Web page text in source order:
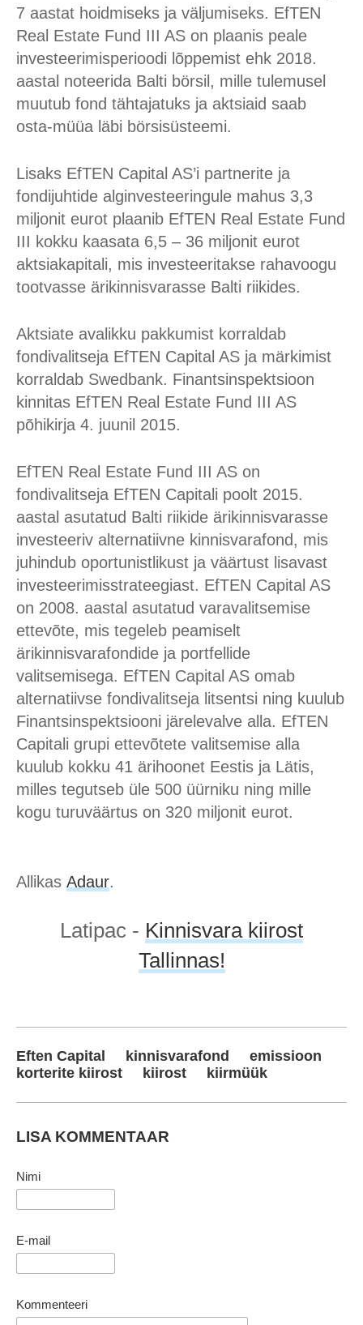
7 aastat hoidmiseks ja väljumiseks. EfTEN
Real Estate Fund III AS on plaanis peale
investeerimisperioodi lõppemist ehk 2018.
aastal noteerida Balti börsil, mille tulemusel
muutub fond tähtajatuks ja aktsiaid saab
osta-müüa läbi börsisüsteemi.
Lisaks EfTEN Capital AS’i partnerite ja
fondijuhtide alginvesteeringule mahus 3,3
miljonit eurot plaanib EfTEN Real Estate Fund
III kokku kaasata 6,5 – 36 miljonit eurot
aktsiakapitali, mis investeeritakse rahavoogu
tootvasse ärikinnisvarasse Balti riikides.
Aktsiate avalikku pakkumist korraldab
fondivalitseja EfTEN Capital AS ja märkimist
korraldab Swedbank. Finantsinspektsioon
kinnitas EfTEN Real Estate Fund III AS
põhikirja 4. juunil 2015.
EfTEN Real Estate Fund III AS on
fondivalitseja EfTEN Capitali poolt 2015.
aastal asutatud Balti riikide ärikinnisvarasse
investeeriv alternatiivne kinnisvarafond, mis
juhindub oportunistlikust ja väärtust lisavast
investeerimisstrateegiast. EfTEN Capital AS
on 2008. aastal asutatud varavalitsemise
ettevõte, mis tegeleb peamiselt
ärikinnisvarafondide ja portfellide
valitsemisega. EfTEN Capital AS omab
alternatiivse fondivalitseja litsentsi ning kuulub
Finantsinspektsiooni järelevalve alla. EfTEN
Capitali grupi ettevõtete valitsemise alla
kuulub kokku 41 ärihoonet Eestis ja Lätis,
milles tegutseb üle 500 üürniku ning mille
kogu turuväärtus on 320 miljonit eurot.
Allikas Adaur.
Latipac - Kinnisvara kiirost
Tallinnas!
Eften Capital kinnisvarafond
emissioon
korterite kiirost
kiirost kiirmüük
LISA KOMMENTAAR
Nimi
E-mail
Kommenteeri